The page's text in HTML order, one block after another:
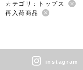
カテゴリ：トップス
再入荷商品
instagram